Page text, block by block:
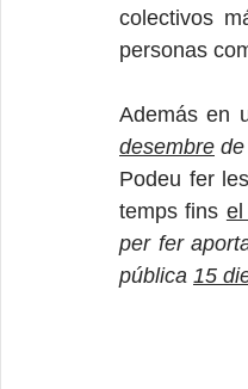
colectivos
personas
Además en
desembre
Podeu fer
temps fins el
per fer
pública 15